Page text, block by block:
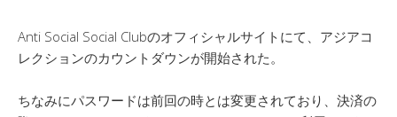
Anti Social Social Clubのオフィシャルサイトにて、アジアコ
レクションのカウントダウンが開始された。
ちなみにパスワードは前回の時とは変更されており、決済の